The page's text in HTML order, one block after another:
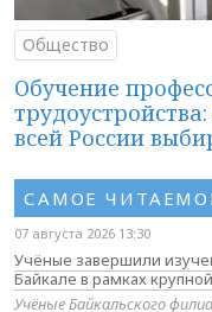
Общество
Обучение
всей России
САМОЕ
07 августа 2026 13:30
Учёные завершили
Байкале в рамках
Учёные Байкальского